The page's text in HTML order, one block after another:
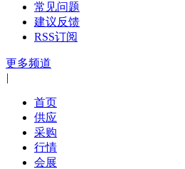
常见问题
建议反馈
RSS订阅
更多频道
|
首页
供应
采购
行情
会展